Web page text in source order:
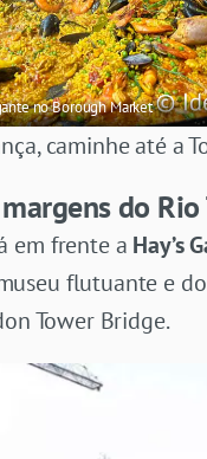
no Borough Market
caminhe até a
do Rio
em frente a Hay’s
flutuante e do
Tower Bridge.